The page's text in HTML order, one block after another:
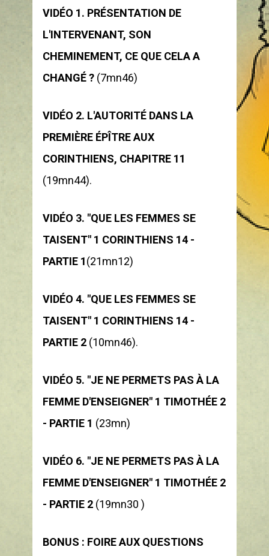
VIDÉO 1. PRÉSENTATION DE
L'INTERVENANT, SON
CHEMINEMENT, CE QUE CELA A
CHANGÉ ? (7mn46)
VIDÉO 2. L'AUTORITÉ DANS LA
PREMIÈRE ÉPÎTRE AUX
(19mn44).
VIDÉO 3. "QUE LES FEMMES SE
TAISENT" 1 CORINTHIENS 14 -
PARTIE 1(21mn12)
VIDÉO 4. "QUE LES FEMMES SE
TAISENT" 1 CORINTHIENS 14 -
PARTIE 2 (10mn46).
VIDÉO 5. "JE NE PERMETS PAS À LA
FEMME D'ENSEIGNER" 1 TIMOTHÉE 2
- PARTIE 1 (23mn)
VIDÉO 6. "JE NE PERMETS PAS À LA
FEMME D'ENSEIGNER" 1 TIMOTHÉE 2
- PARTIE 2 (19mn30 )
BONUS : FOIRE AUX QUESTIONS